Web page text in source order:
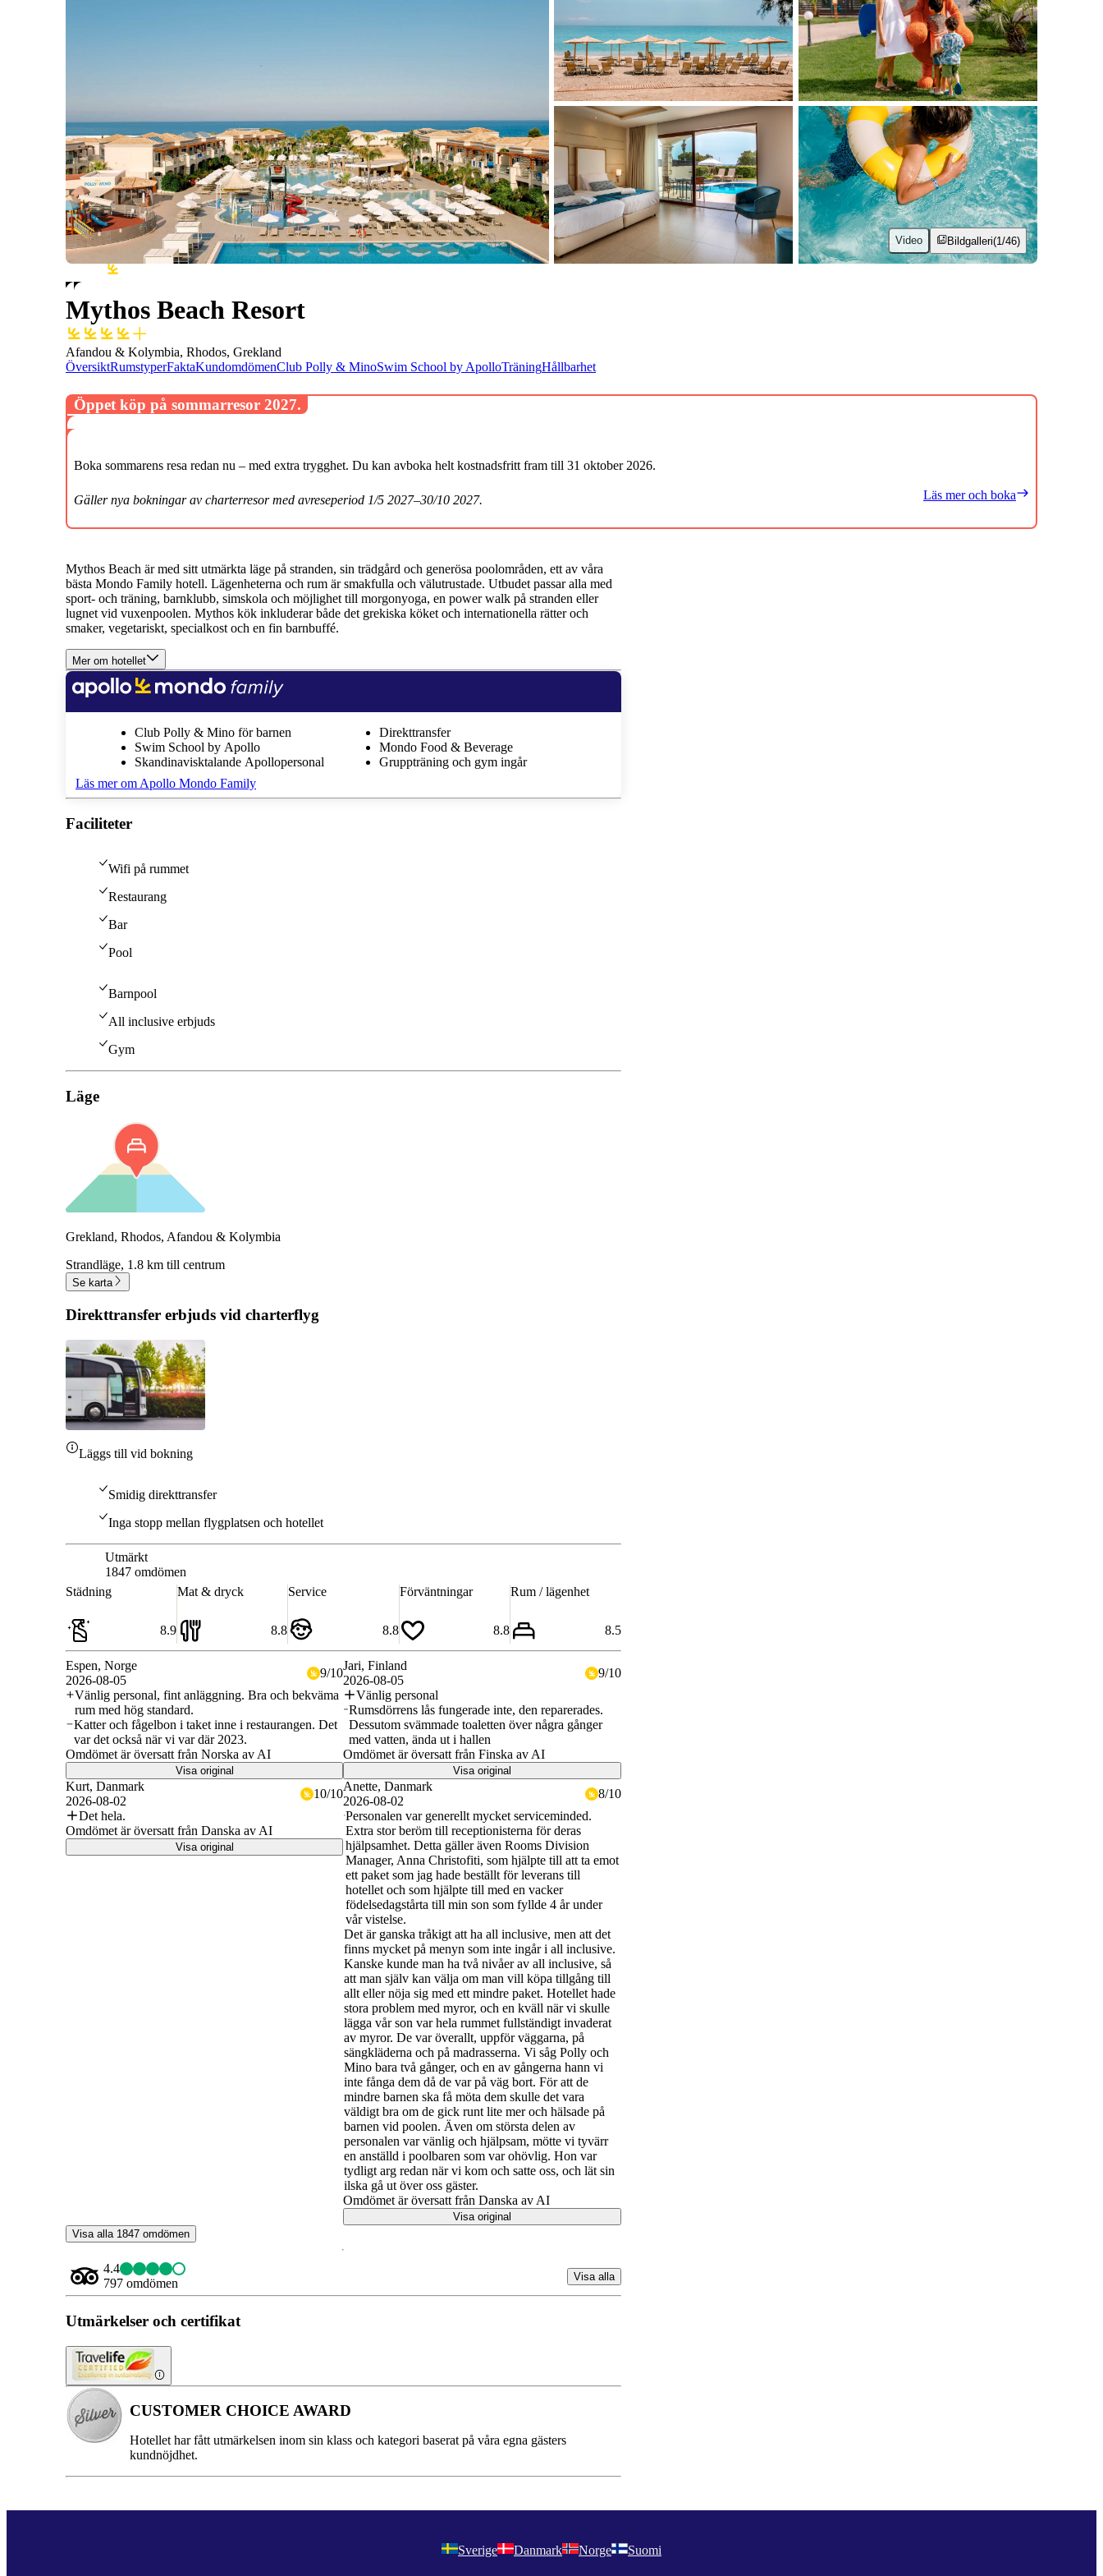
Video Bildgalleri(1/46)
Mythos Beach Resort
Afandou & Kolymbia, Rhodos, Grekland
ÖversiktRumstyperFaktaKundomdömenClub Polly & MinoSwim School by ApolloTräningHållbarhet
Mythos Beach är med sitt utmärkta läge på stranden, sin trädgård och generösa poolområden, ett av våra
bästa Mondo Family hotell. Lägenheterna och rum är smakfulla och välutrustade. Utbudet passar alla med
sport- och träning, barnklubb, simskola och möjlighet till morgonyoga, en power walk på stranden eller
lugnet vid vuxenpoolen. Mythos kök inkluderar både det grekiska köket och internationella rätter och
smaker, vegetariskt, specialkost och en fin barnbuffé.
Mer om hotellet
Club Polly & Mino för barnen
Swim School by Apollo
Skandinavisktalande Apollopersonal
Direkttransfer
Mondo Food & Beverage
Gruppträning och gym ingår
Läs mer om Apollo Mondo Family
Faciliteter
Wifi på rummet
Restaurang
Bar
Pool
Barnpool
All inclusive erbjuds
Gym
Läge
Grekland, Rhodos, Afandou & Kolymbia
Strandläge, 1.8 km till centrum
Se karta
Direkttransfer erbjuds vid charterflyg
Läggs till vid bokning
Smidig direkttransfer
Inga stopp mellan flygplatsen och hotellet
Utmärkt
1847 omdömen
Städning
8.9
Mat & dryck
8.8
Service
8.8
Förväntningar
8.8
Rum / lägenhet
8.5
Espen, Norge
2026-08-05
9/10
Vänlig personal, fint anläggning. Bra och bekväma
rum med hög standard.
Katter och fågelbon i taket inne i restaurangen. Det
var det också när vi var där 2023.
Omdömet är översatt från Norska av AI
Visa original
Jari, Finland
2026-08-05
9/10
Vänlig personal
Rumsdörrens lås fungerade inte, den reparerades.
Dessutom svämmade toaletten över några gånger
med vatten, ända ut i hallen
Omdömet är översatt från Finska av AI
Visa original
Kurt, Danmark
2026-08-02
10/10
Det hela.
Omdömet är översatt från Danska av AI
Visa original
Anette, Danmark
2026-08-02
8/10
Personalen var generellt mycket serviceminded.
Extra stor beröm till receptionisterna för deras
hjälpsamhet. Detta gäller även Rooms Division
Manager, Anna Christofiti, som hjälpte till att ta emot
ett paket som jag hade beställt för leverans till
hotellet och som hjälpte till med en vacker
födelsedagstårta till min son som fyllde 4 år under
vår vistelse.
Det är ganska tråkigt att ha all inclusive, men att det
finns mycket på menyn som inte ingår i all inclusive.
Kanske kunde man ha två nivåer av all inclusive, så
att man själv kan välja om man vill köpa tillgång till
allt eller nöja sig med ett mindre paket. Hotellet hade
stora problem med myror, och en kväll när vi skulle
lägga vår son var hela rummet fullständigt invaderat
av myror. De var överallt, uppför väggarna, på
sängkläderna och på madrasserna. Vi såg Polly och
Mino bara två gånger, och en av gångerna hann vi
inte fånga dem då de var på väg bort. För att de
mindre barnen ska få möta dem skulle det vara
väldigt bra om de gick runt lite mer och hälsade på
barnen vid poolen. Även om största delen av
personalen var vänlig och hjälpsam, mötte vi tyvärr
en anställd i poolbaren som var ohövlig. Hon var
tydligt arg redan när vi kom och satte oss, och lät sin
ilska gå ut över oss gäster.
Omdömet är översatt från Danska av AI
Visa original
Visa alla 1847 omdömen
4.4
797 omdömen
Visa alla
Utmärkelser och certifikat
CUSTOMER CHOICE AWARD
Hotellet har fått utmärkelsen inom sin klass och kategori baserat på våra egna gästers
kundnöjdhet.
Öppet köp på sommarresor 2027.
Boka sommarens resa redan nu – med extra trygghet. Du kan avboka helt kostnadsfritt fram till 31 oktober 2026.
Gäller nya bokningar av charterresor med avreseperiod 1/5 2027–30/10 2027. Läs mer och boka
Sverige Danmark Norge Suomi